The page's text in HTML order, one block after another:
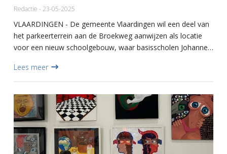
Redactie - 23-05-2025
VLAARDINGEN - De gemeente Vlaardingen wil een deel van
het parkeerterrein aan de Broekweg aanwijzen als locatie
voor een nieuw schoolgebouw, waar basisscholen Johannes
Inclu...
Lees meer